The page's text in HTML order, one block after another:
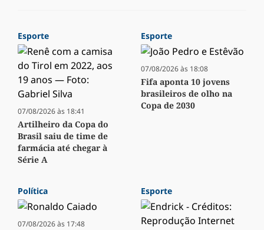
Esporte
07/08/2026 às 18:41
Artilheiro da Copa do
Brasil saiu de time de
farmácia até chegar à
Série A
Esporte
07/08/2026 às 18:08
Fifa aponta 10 jovens
brasileiros de olho na
Copa de 2030
Política
07/08/2026 às 17:48
Esporte